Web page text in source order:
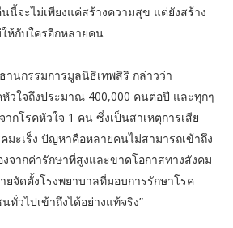
นี้จะไม่เพียงแค่สร้างความสุข แต่ยังสร้าง
ห้กับใครอีกหลายคน
นกรรมการมูลนิธิเทพสิริ กล่าวว่า
หัวใจถึงประมาณ 400,000 คนต่อปี และทุกๆ
กโรคหัวใจ 1 คน ซึ่งเป็นสาเหตุการเสีย
มะเร็ง ปัญหาคือหลายคนไม่สามารถเข้าถึง
จากค่ารักษาที่สูงและขาดโอกาสทางสังคม
ยจัดตั้งโรงพยาบาลที่มอบการรักษาโรค
วไปเข้าถึงได้อย่างแท้จริง”